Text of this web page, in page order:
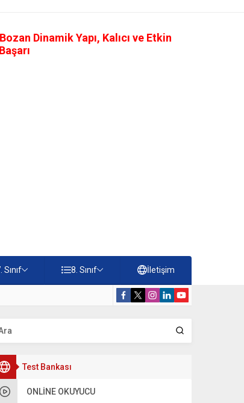
Dinamik Yapı, Kalıcı ve Etkin
Sınıf 8. Sınıf İletişim
Test Bankası
ONLINE OKUYUCU